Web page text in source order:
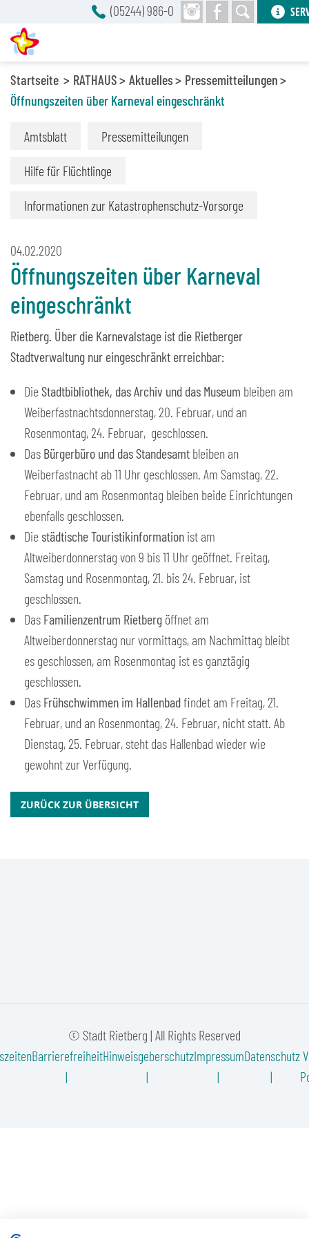
Startseite RATHAUS Aktuelles
Pressemitteilungen
Öffnungszeiten über Karneval eingeschränkt
Amtsblatt Pressemitteilungen
Hilfe für Flüchtlinge
Informationen zur Katastrophenschutz-Vorsorge
04.02.2020
Öffnungszeiten über Karneval
eingeschränkt
Rietberg. Über die Karnevalstage ist die Rietberger
Stadtverwaltung nur eingeschränkt erreichbar:
Die Stadtbibliothek, das Archiv und das Museum bleiben am
Weiberfastnachtsdonnerstag, 20. Februar, und an
Rosenmontag, 24. Februar, geschlossen.
Das Bürgerbüro und das Standesamt bleiben an
Weiberfastnacht ab 11 Uhr geschlossen. Am Samstag, 22.
Februar, und am Rosenmontag bleiben beide Einrichtungen
ebenfalls geschlossen.
Die städtische Touristikinformation ist am
Altweiberdonnerstag von 9 bis 11 Uhr geöffnet. Freitag,
Samstag und Rosenmontag, 21. bis 24. Februar, ist
geschlossen.
Das Familienzentrum Rietberg öffnet am
Altweiberdonnerstag nur vormittags, am Nachmittag bleibt
es geschlossen, am Rosenmontag ist es ganztägig
geschlossen.
Das Frühschwimmen im Hallenbadfindet am Freitag, 21.
Februar, und an Rosenmontag, 24. Februar, nicht statt. Ab
Dienstag, 25. Februar, steht das Hallenbad wieder wie
gewohnt zur Verfügung.
ZURÜCK ZUR ÜBERSICHT
© Stadt Rietberg | All Rights Reserved
BarrierefreiheitHinweisgeberschutzImpressumDatenschutz
(05244) 986-0